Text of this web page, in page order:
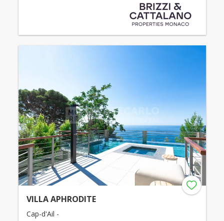
VILLA APHRODITE
Cap-d'Ail -